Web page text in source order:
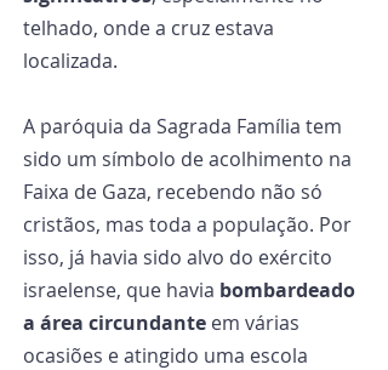
telhado, onde a cruz estava
localizada.
A paróquia da Sagrada Família tem
sido um símbolo de acolhimento na
Faixa de Gaza, recebendo não só
cristãos, mas toda a população. Por
isso, já havia sido alvo do exército
israelense, que havia bombardeado
a área circundante em várias
ocasiões e atingido uma escola